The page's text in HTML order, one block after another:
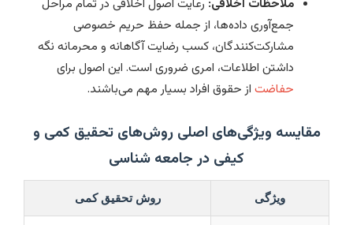
ملاحظات اخلاقی: رعایت اصول اخلاقی در تمام مراحل
جمع‌آوری داده‌ها، از جمله حفظ حریم خصوصی
مشارکت‌کنندگان، کسب رضایت آگاهانه و محرمانه نگه
داشتن اطلاعات، امری ضروری است. این اصول برای
حفاضت از حقوق افراد بسیار مهم می‌باشند.
مقایسه ویژگی‌های اصلی روش‌های تحقیق کمی و
کیفی در جامعه شناسی
ویژگی روش تحقیق کمی